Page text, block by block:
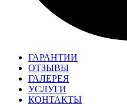
ГАРАНТИИ
ОТЗЫВЫ
ГАЛЕРЕЯ
УСЛУГИ
КОНТАКТЫ